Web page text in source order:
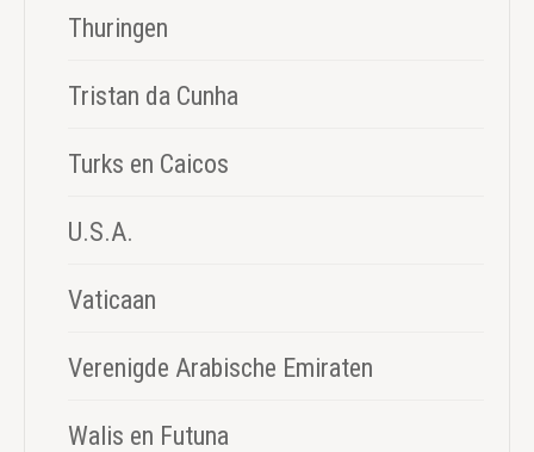
Thuringen
Tristan da Cunha
Turks en Caicos
U.S.A.
Vaticaan
Verenigde Arabische Emiraten
Walis en Futuna